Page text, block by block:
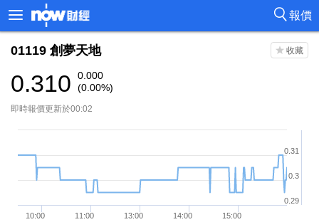
報價
01119 創夢天地
0.310
0.000
(0.00%)
即時報價更新於00:02